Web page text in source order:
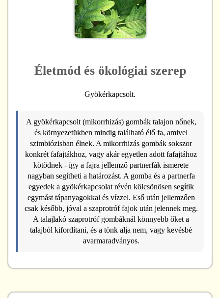
Életmód és ökológiai szerep
Gyökérkapcsolt.
A gyökérkapcsolt (mikorrhizás) gombák talajon nőnek,
és környezetükben mindig található élő fa, amivel
szimbiózisban élnek. A mikorrhizás gombák sokszor
konkrét fafajtákhoz, vagy akár egyetlen adott fafajtához
kötődnek - így a fajra jellemző partnerfák ismerete
nagyban segítheti a határozást. A gomba és a partnerfa
egyedek a gyökérkapcsolat révén kölcsönösen segítik
egymást tápanyagokkal és vízzel. Eső után jellemzően
csak később, jóval a szaprotróf fajok után jelennek meg.
A talajlakó szaprotróf gombáknál könnyebb őket a
talajból kifordítani, és a tönk alja nem, vagy kevésbé
avarmaradványos.